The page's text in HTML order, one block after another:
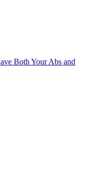
Both Your Abs and